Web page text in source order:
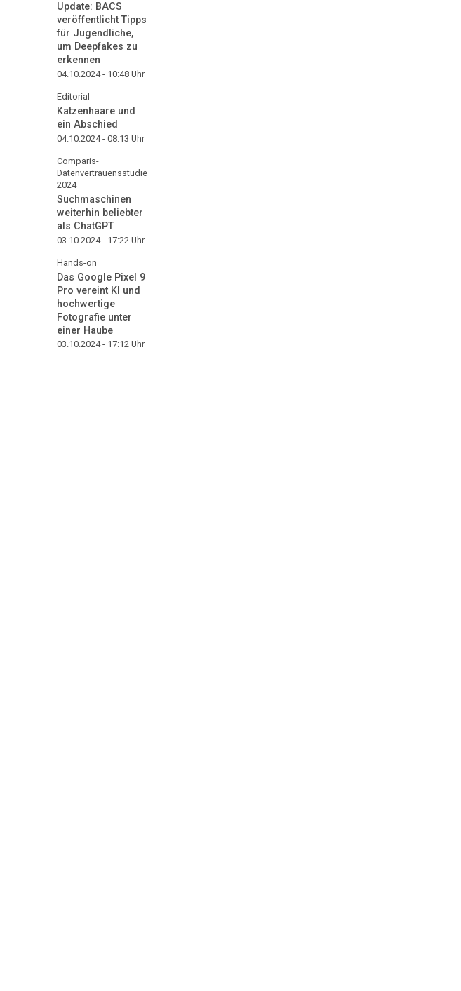
Update: BACS
veröffentlicht Tipps
für Jugendliche,
um Deepfakes zu
erkennen
04.10.2024 - 10:48 Uhr
Editorial
Katzenhaare und
ein Abschied
04.10.2024 - 08:13 Uhr
Comparis-
Datenvertrauensstudie
2024
Suchmaschinen
weiterhin beliebter
als ChatGPT
03.10.2024 - 17:22 Uhr
Hands-on
Das Google Pixel 9
Pro vereint KI und
hochwertige
Fotografie unter
einer Haube
03.10.2024 - 17:12 Uhr